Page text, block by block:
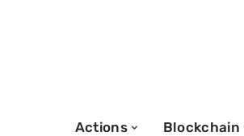
Actions Blockchain